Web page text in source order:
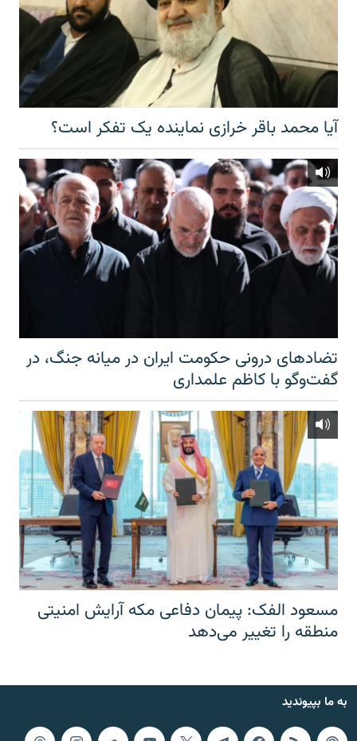
آیا محمد باقر خرازی نماینده یک تفکر است؟
تضادهای درونی حکومت ایران در میانه جنگ، در
گفت‌‌وگو با کاظم علمداری
مسعود الفک: پیمان دفاعی مکه آرایش امنیتی
منطقه را تغییر می‌دهد
به ما بپیوندید